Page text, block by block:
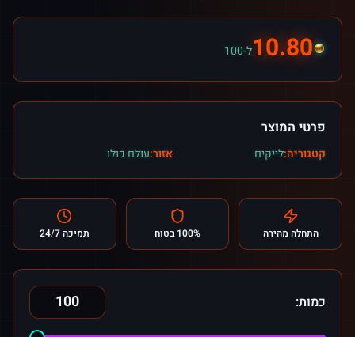
10.80ל-100
פרטי המוצר
קטגוריה:לייקים אזור:עולם כולו
התחלה מהירה 100% בטוח תמיכה 24/7
כמות: